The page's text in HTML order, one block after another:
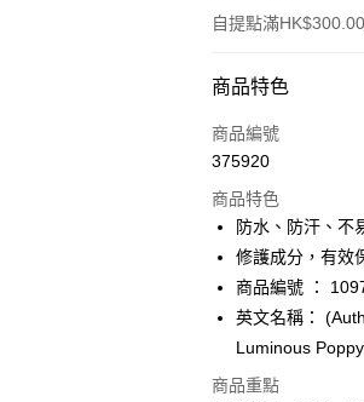
自提點滿
付款方式
信用卡
AlipayHK
PayMe
WeChat Pay
BoC Pay
商品特色
商品編號
375920
商品特色
防水、防汗、不
修護成分，有效
商品編號 ：
英文名稱：
Luminous Poppy
商品重點